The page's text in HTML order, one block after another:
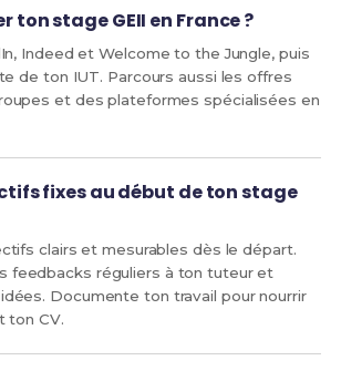
ton stage GEII en France ?
Indeed et Welcome to the Jungle, puis
de ton IUT. Parcours aussi les offres
et des plateformes spécialisées en
fixes au début de ton stage
clairs et mesurables dès le départ.
feedbacks réguliers à ton tuteur et
Documente ton travail pour nourrir
ton CV.